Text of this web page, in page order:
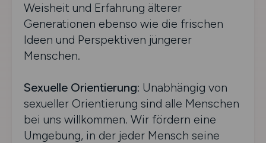
Weisheit und Erfahrung älterer
Generationen ebenso wie die frischen
Ideen und Perspektiven jüngerer
Menschen.
Sexuelle Orientierung: Unabhängig von
sexueller Orientierung sind alle Menschen
bei uns willkommen. Wir fördern eine
Umgebung, in der jeder Mensch seine